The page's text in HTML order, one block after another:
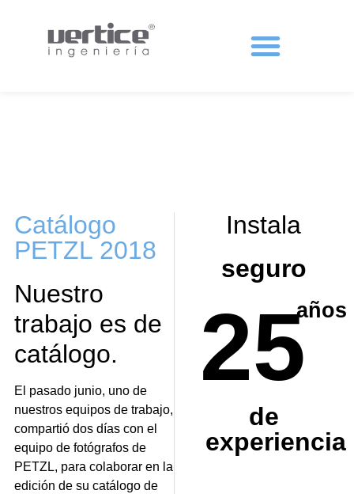
Catálogo
PETZL 2018
Nuestro
trabajo es de
catálogo.
El pasado junio, uno de
nuestros equipos de trabajo,
compartió dos días con el
equipo de fotógrafos de
PETZL, para colaborar en la
edición de su catálogo de
Instala
seguro
25años
de
experiencia